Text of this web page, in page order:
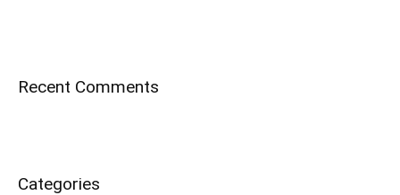
Recent Comments
Categories